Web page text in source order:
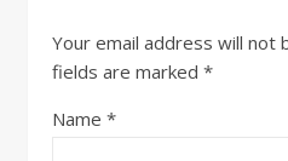
Your email address will not
fields are marked *
Name *